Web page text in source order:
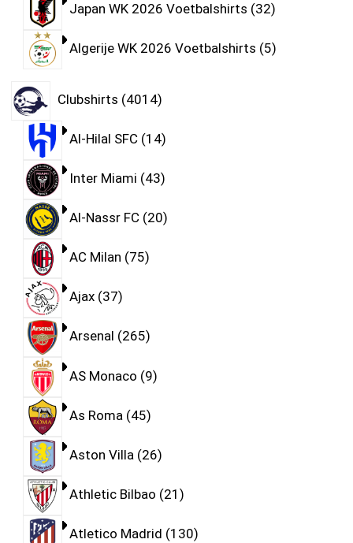
Japan WK 2026 Voetbalshirts 32
Algerije WK 2026 Voetbalshirts 5
Clubshirts 4014
Al-Hilal SFC 14
Inter Miami 43
Al-Nassr FC 20
AC Milan 75
Ajax 37
Arsenal 265
AS Monaco 9
As Roma 45
Aston Villa 26
Athletic Bilbao 21
Atletico Madrid 130